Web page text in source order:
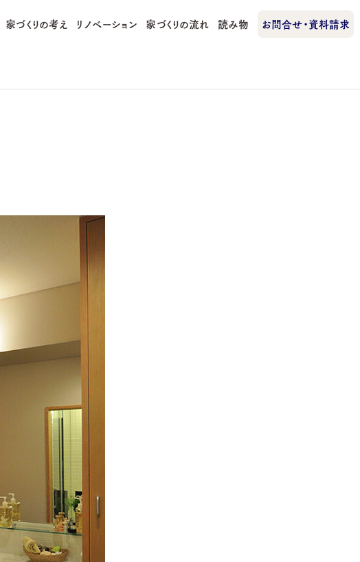
家づくりの考え リノベーション 家づくりの流れ 読み物 お問合せ・資料請求